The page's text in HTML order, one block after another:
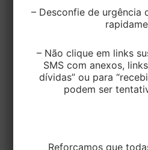
TRIBUTÁRIO
Impacto sobre
Devolução de Capital
11 de setembro de 2025
regulamentada pela Lei
– Desconfie de urgência
– Não clique em links
SMS com anexos,
dívidas” ou para
podem ser
Reforçamos que